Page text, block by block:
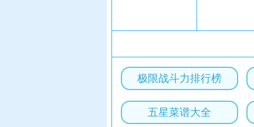
极限战斗力排行榜
五星菜谱大全